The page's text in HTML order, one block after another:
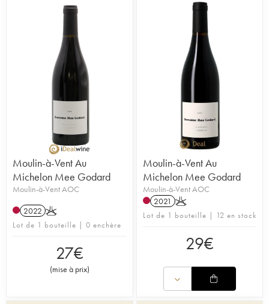
Moulin-à-Vent Au
Michelon Mee Godard
Moulin-à-Vent AOC
2022 K
Lot de 1 bouteille | 0 enchère
27€
(mise à prix)
Moulin-à-Vent Au
Michelon Mee Godard
Moulin-à-Vent AOC
2021 K
Lot de 1 bouteille | 12 en stock
29€